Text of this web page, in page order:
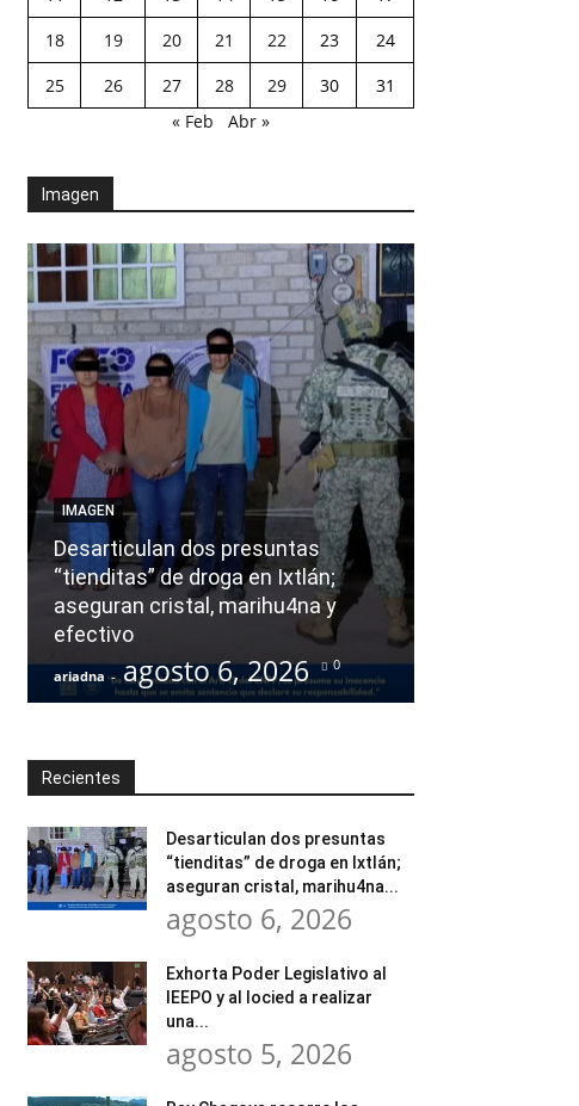
18
19 20 21 22 23
24
25
26 27 28 29 30
31
« Feb
Abr »
Imagen
IMAGEN
Desarticulan dos presuntas
“tienditas” de droga en Ixtlán;
aseguran cristal, marihu4na y
efectivo
ariadna - agosto 6, 2026 0
Recientes
Desarticulan dos presuntas
“tienditas” de droga en Ixtlán;
aseguran cristal, marihu4na...
agosto 6, 2026
Exhorta Poder Legislativo al
IEEPO y al Iocied a realizar
una...
agosto 5, 2026